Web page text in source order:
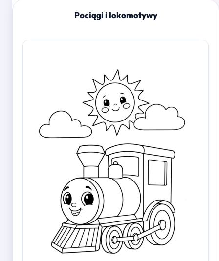
Pociągi i lokomotywy